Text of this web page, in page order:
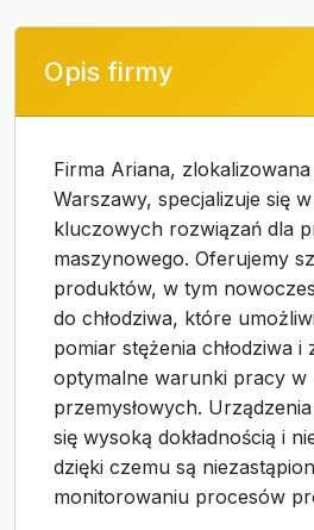
Opis firmy
Firma Ariana,
Warszawy, specjalizuje się
kluczowych rozwiązań dla
maszynowego. Oferujemy
produktów, w tym
do chłodziwa, które
pomiar stężenia chłodziwa i
optymalne warunki pracy w
przemysłowych.
się wysoką dokładnością i
dzięki czemu są
monitorowaniu procesów